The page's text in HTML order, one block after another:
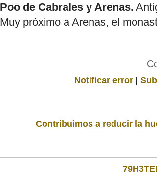
Poo de Cabrales y Arenas.
Muy próximo a Arenas, el
Notificar error |
Contribuimos a reducir la